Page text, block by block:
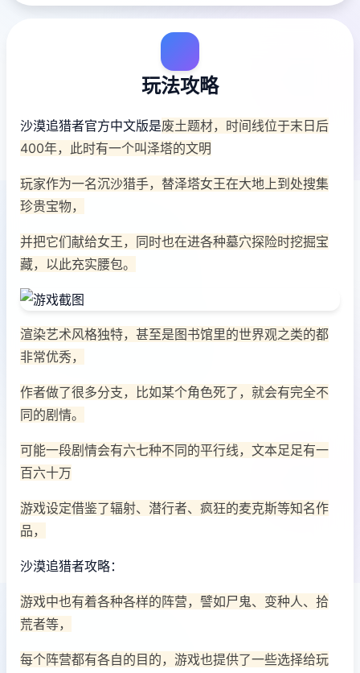
玩法攻略
沙漠追猎者官方中文版是废土题材，时间线位于末日后
400年，此时有一个叫泽塔的文明
玩家作为一名沉沙猎手，替泽塔女王在大地上到处搜集
珍贵宝物，
并把它们献给女王，同时也在进各种墓穴探险时挖掘宝
藏，以此充实腰包。
渲染艺术风格独特，甚至是图书馆里的世界观之类的都
非常优秀，
作者做了很多分支，比如某个角色死了，就会有完全不
同的剧情。
可能一段剧情会有六七种不同的平行线，文本足足有一
百六十万
游戏设定借鉴了辐射、潜行者、疯狂的麦克斯等知名作
品，
沙漠追猎者攻略：
游戏中也有着各种各样的阵营，譬如尸鬼、变种人、拾
荒者等，
每个阵营都有各自的目的，游戏也提供了一些选择给玩